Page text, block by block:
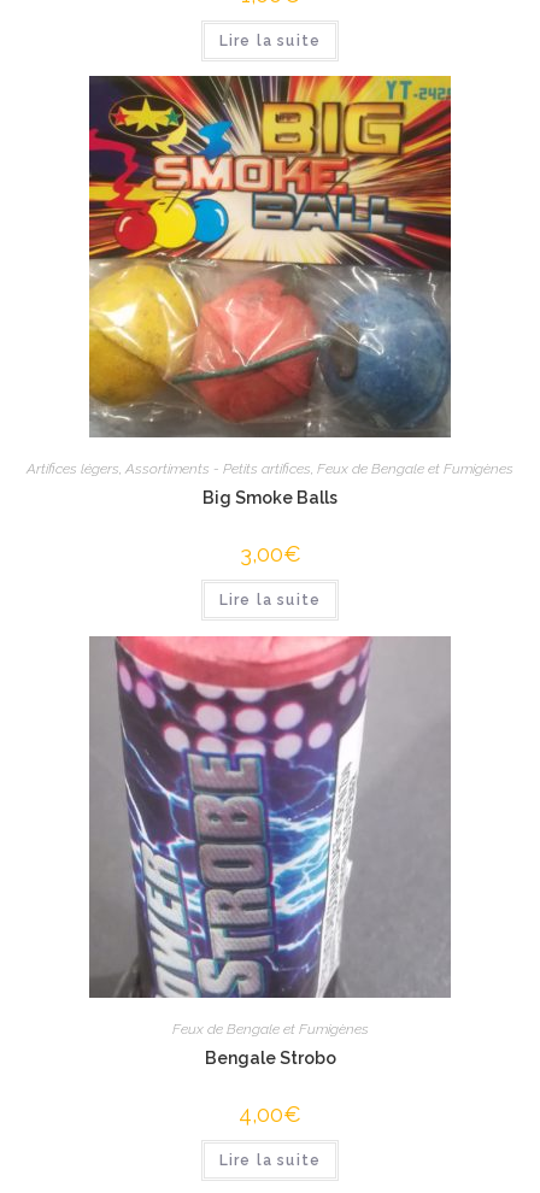
Lire la suite
Artifices légers, Assortiments - Petits artifices, Feux de Bengale et Fumigènes
Big Smoke Balls
3,00€
Lire la suite
Feux de Bengale et Fumigènes
Bengale Strobo
4,00€
Lire la suite